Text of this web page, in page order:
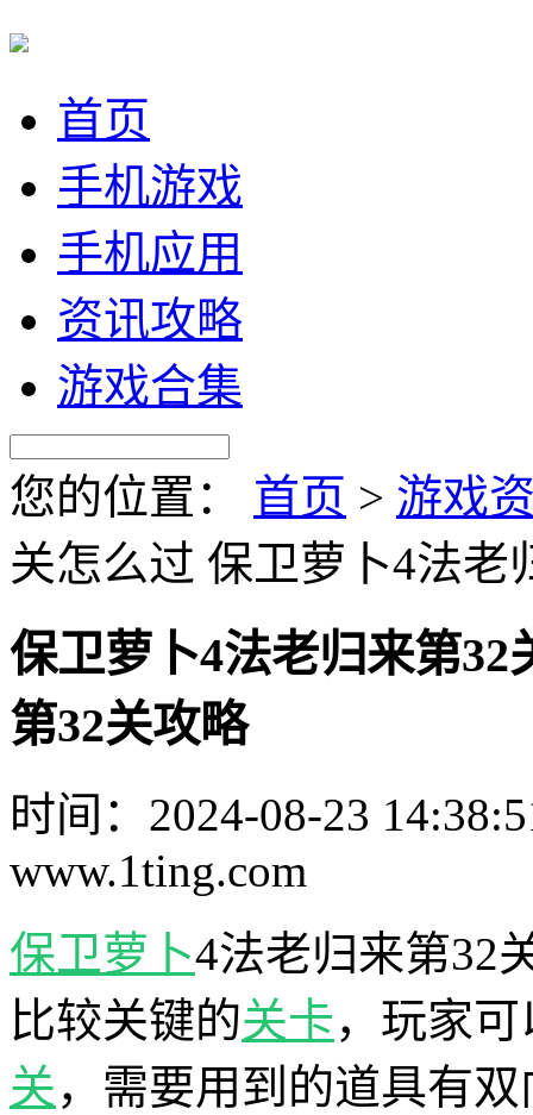
首页
手机游戏
手机应用
资讯攻略
游戏合集
您的位置： 首页 > 游戏
关怎么过 保卫萝卜4法老
保卫萝卜4法老归来第
第32关攻略
时间：2024-08-23
www.1ting.com
保卫萝卜4法老归来第32
比较关键的关卡，玩家
关，需要用到的道具有